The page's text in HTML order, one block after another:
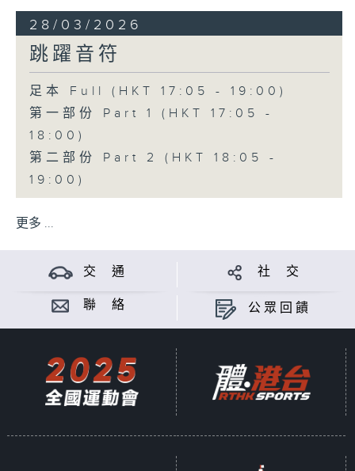
28/03/2026
跳躍音符
足本 Full (HKT 17:05 - 19:00)
第一部份 Part 1 (HKT 17:05 -
18:00)
第二部份 Part 2 (HKT 18:05 -
19:00)
更多 ...
交 通 社 交
聯 絡 公眾回饋